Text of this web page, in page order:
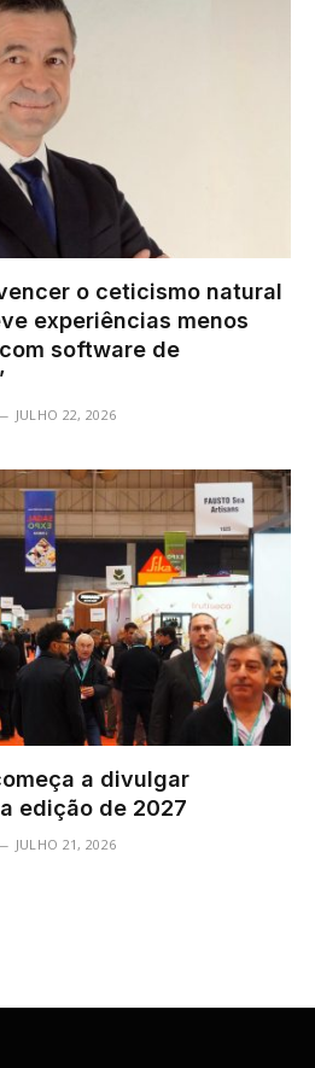
o ceticismo natural
experiências menos
software de
JULHO 22, 2026
a divulgar
edição de 2027
JULHO 21, 2026